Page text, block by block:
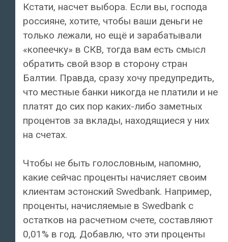
Кстати, насчет выбора. Если вы, господа
россияне, хотите, чтобы ваши деньги не
только лежали, но ещё и зарабатывали
«копеечку» в СКВ, тогда вам есть смысл
обратить свой взор в сторону стран
Балтии. Правда, сразу хочу предупредить,
что местные банки никогда не платили и не
платят до сих пор каких-либо заметных
процентов за вклады, находящиеся у них
на счетах.
Чтобы не быть голословным, напомню,
какие сейчас проценты начисляет своим
клиентам эстонский Swedbank. Например,
проценты, начисляемые в Swedbank с
остатков на расчетном счете, составляют
0,01% в год. Добавлю, что эти проценты